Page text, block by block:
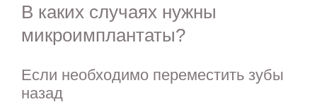
В каких случаях нужны
микроимплантаты?
Если необходимо переместить зубы
назад